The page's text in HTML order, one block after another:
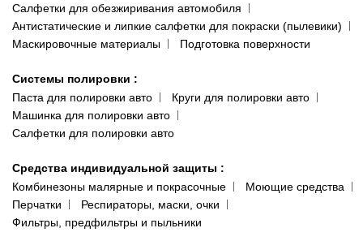
Салфетки для обезжиривания автомобиля
Антистатические и липкие салфетки для покраски (пылевики)
Маскировочные материалы
Подготовка поверхности
Системы полировки :
Паста для полировки авто
Круги для полировки авто
Машинка для полировки авто
Салфетки для полировки авто
Средства индивидуальной защиты :
Комбинезоны малярные и покрасочные
Моющие средства
Перчатки
Респираторы, маски, очки
Фильтры, предфильтры и пыльники